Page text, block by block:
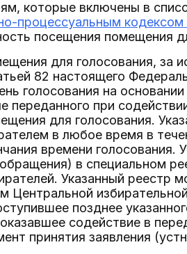
которые включены в
процессуальным
посещения помещения
для голосования, за
82 настоящего
голосования на
переданного при
для голосования.
в любое время в
времени голосования.
в специальном
Указанный реестр
Центральной
позднее
содействие в
принятия заявления